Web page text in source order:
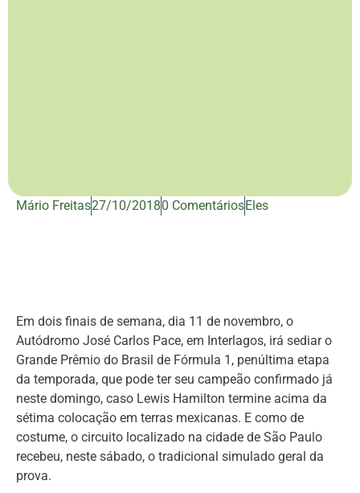
Mário Freitas27/10/20180 ComentáriosEles
Em dois finais de semana, dia 11 de novembro, o
Autódromo José Carlos Pace, em Interlagos, irá sediar o
Grande Prêmio do Brasil de Fórmula 1, penúltima etapa
da temporada, que pode ter seu campeão confirmado já
neste domingo, caso Lewis Hamilton termine acima da
sétima colocação em terras mexicanas. E como de
costume, o circuito localizado na cidade de São Paulo
recebeu, neste sábado, o tradicional simulado geral da
prova.